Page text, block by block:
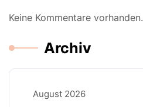
Keine Kommentare vorhanden.
Archiv
August 2026